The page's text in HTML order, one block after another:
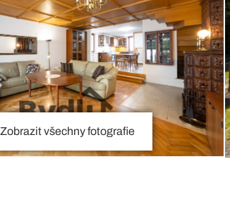
Zobrazit všechny fotografie